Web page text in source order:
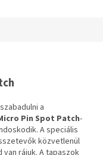
a
Pin Spot Patch-
A speciális
közvetlenül